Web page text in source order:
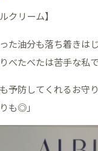
クリーム】
た油分も落ち着きは
べたべたは苦手な私
予防してくれるお守
も◎」